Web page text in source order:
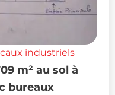
industriels
m² au sol à
bureaux